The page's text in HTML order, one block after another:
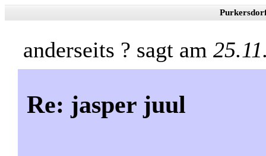
anderseits ? sagt am
Re: jasper juul